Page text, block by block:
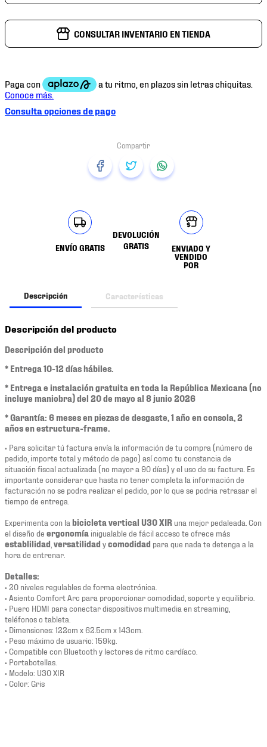
CONSULTAR INVENTARIO EN TIENDA
Consulta opciones de pago
ENVÍO GRATIS
DEVOLUCIÓN
GRATIS
ENVIADO Y
VENDIDO
POR
Descripción Características
Descripción del producto
Descripción del producto
* Entrega 10-12 días hábiles.
* Entrega e instalación gratuita en toda la República Mexicana (no
incluye maniobra) del 20 de mayo al 8 junio 2026
* Garantía: 6 meses en piezas de desgaste, 1 año en consola, 2
años en estructura-frame.
• Para solicitar tú factura envía la información de tu compra (número de
pedido, importe total y método de pago) así como tu constancia de
situación fiscal actualizada (no mayor a 90 días) y el uso de su factura. Es
importante considerar que hasta no tener completa la información de
facturación no se podra realizar el pedido, por lo que se podria retrasar el
tiempo de entrega.
Experimenta con la bicicleta vertical U30 XIR una mejor pedaleada. Con
el diseño de ergonomía inigualable de fácil acceso te ofrece más
establilidad versatilidad ycomodidad para que nada te detenga a la
hora de entrenar.
Detalles:
• 20 niveles regulables de forma electrónica.
• Asiento Comfort Arc para proporcionar comodidad, soporte y equilibrio.
• Puero HDMI para conectar dispositivos multimedia en streaming,
teléfonos o tableta.
• Dimensiones: 122cm x 62.5cm x 143cm.
• Peso máximo de usuario: 159kg.
• Compatible con Bluetooth y lectores de ritmo cardíaco.
• Portabotellas.
• Modelo: U30 XIR
• Color: Gris